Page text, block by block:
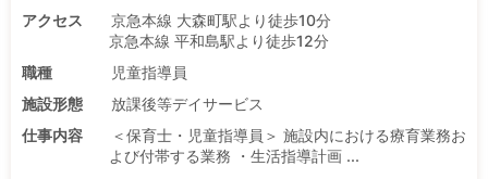
アクセス
京急本線 大森町駅より徒歩10分
京急本線 平和島駅より徒歩12分
職種
児童指導員
施設形態
放課後等デイサービス
仕事内容
＜保育士・児童指導員＞ 施設内における療育業務お
よび付帯する業務 ・生活指導計画 ...